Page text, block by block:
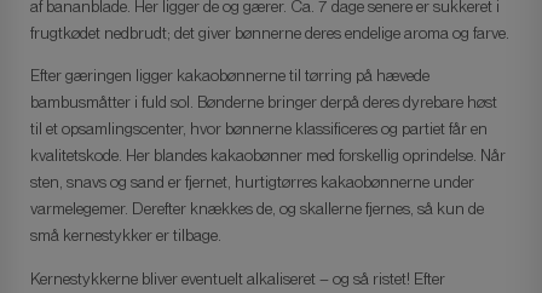
af bananblade. Her ligger de og gærer. Ca. 7 dage senere er sukkeret i
frugtkødet nedbrudt; det giver bønnerne deres endelige aroma og farve.
Efter gæringen ligger kakaobønnerne til tørring på hævede
bambusmåtter i fuld sol. Bønderne bringer derpå deres dyrebare høst
til et opsamlingscenter, hvor bønnerne klassificeres og partiet får en
kvalitetskode. Her blandes kakaobønner med forskellig oprindelse. Når
sten, snavs og sand er fjernet, hurtigtørres kakaobønnerne under
varmelegemer. Derefter knækkes de, og skallerne fjernes, så kun de
små kernestykker er tilbage.
Kernestykkerne bliver eventuelt alkaliseret – og så ristet! Efter